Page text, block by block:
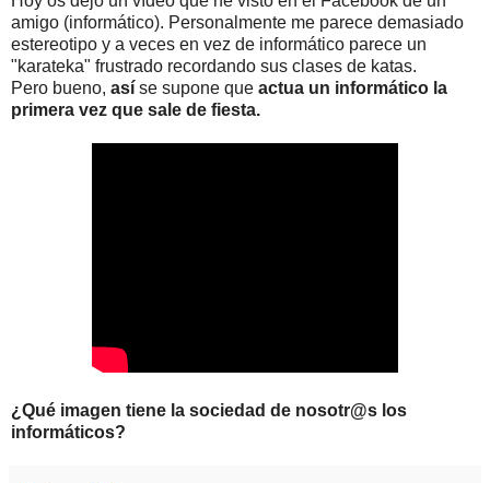
amigo (informático). Personalmente me parece demasiado
estereotipo y a veces en vez de informático parece un
"karateka" frustrado recordando sus clases de katas.
Pero bueno, así se supone que actua un informático la
primera vez que sale de fiesta.
¿Qué imagen tiene la sociedad de nosotr@s los
informáticos?